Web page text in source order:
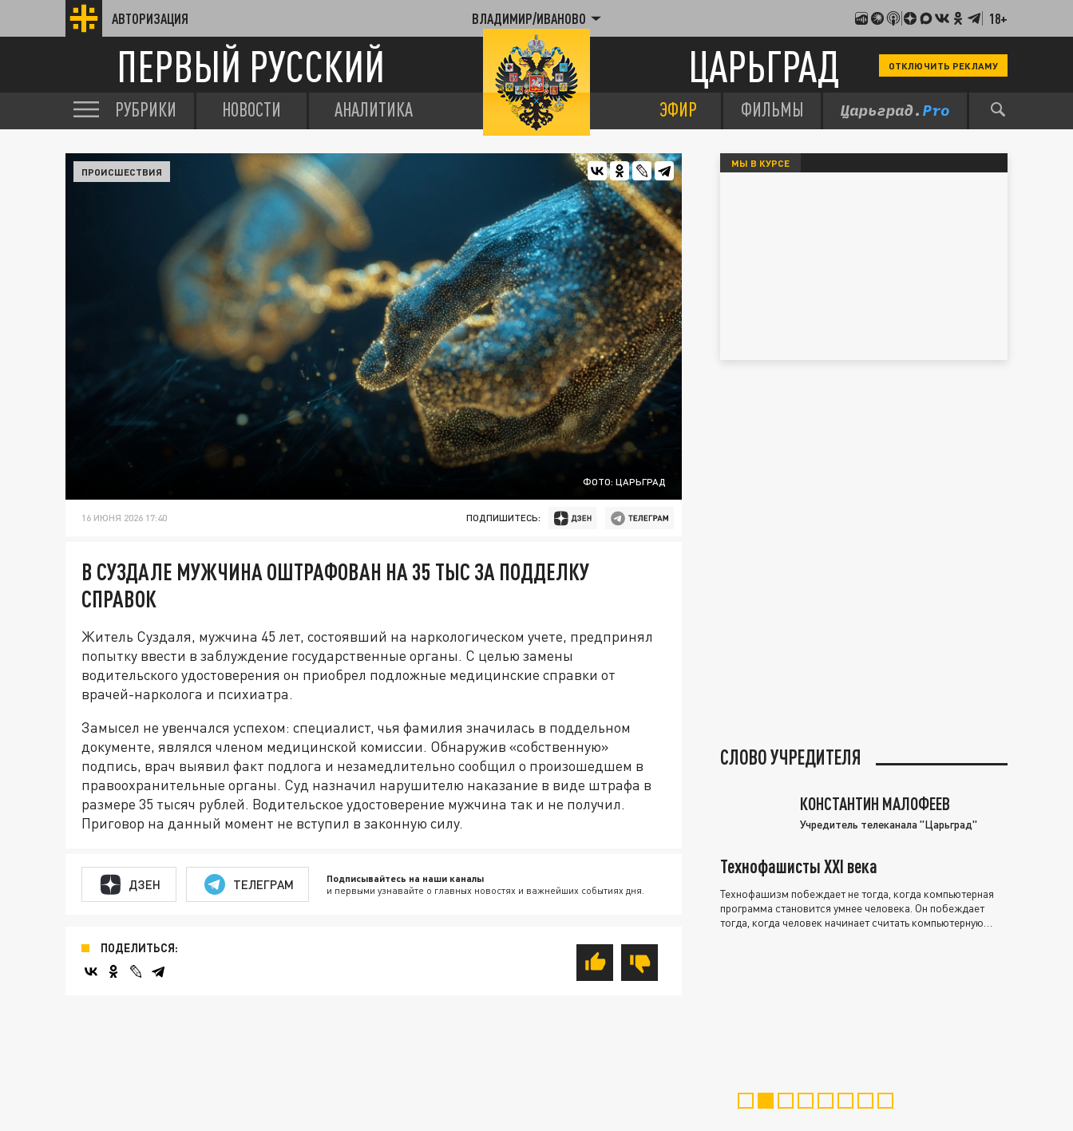
АВТОРИЗАЦИЯ ВЛАДИМИР/ИВАНОВО 18+
ПЕРВЫЙ РУССКИЙ ЦАРЬГРАД ОТКЛЮЧИТЬ РЕКЛАМУ
РУБРИКИ НОВОСТИ АНАЛИТИКА ЭФИР ФИЛЬМЫ
ФОТО: ЦАРЬГРАД
ПРОИСШЕСТВИЯ
16 ИЮНЯ 2026 17:40 ПОДПИШИТЕСЬ:
В СУЗДАЛЕ МУЖЧИНА ОШТРАФОВАН НА 35 ТЫС ЗА ПОДДЕЛКУ
СПРАВОК
Житель Суздаля, мужчина 45 лет, состоявший на наркологическом учете, предпринял
попытку ввести в заблуждение государственные органы. С целью замены
водительского удостоверения он приобрел подложные медицинские справки от
врачей-нарколога и психиатра.
Замысел не увенчался успехом: специалист, чья фамилия значилась в поддельном
документе, являлся членом медицинской комиссии. Обнаружив «собственную»
подпись, врач выявил факт подлога и незамедлительно сообщил о произошедшем в
правоохранительные органы. Суд назначил нарушителю наказание в виде штрафа в
размере 35 тысяч рублей. Водительское удостоверение мужчина так и не получил.
Приговор на данный момент не вступил в законную силу.
ДЗЕН ТЕЛЕГРАМ Подписывайтесь на наши каналы
и первыми узнавайте о главных новостях и важнейших событиях дня.
ПОДЕЛИТЬСЯ:
МЫ В КУРСЕ
СЛОВО УЧРЕДИТЕЛЯ
КОНСТАНТИН МАЛОФЕЕВ
Учредитель телеканала "Царьград"
Технофашисты XXI века
Технофашизм побеждает не тогда, когда компьютерная
программа становится умнее человека. Он побеждает
тогда, когда человек начинает считать компьютерную